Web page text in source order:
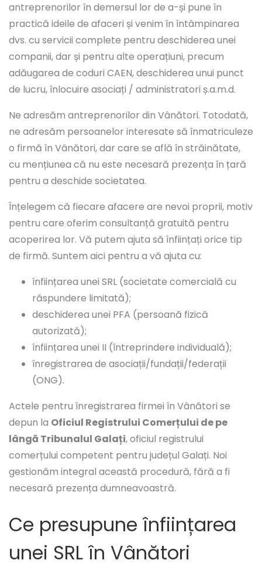
antreprenorilor în demersul lor de a-și pune în
practică ideile de afaceri și venim în întâmpinarea
dvs. cu servicii complete pentru deschiderea unei
companii, dar și pentru alte operațiuni, precum
adăugarea de coduri CAEN, deschiderea unui punct
de lucru, înlocuire asociați / administratori ș.a.m.d.
Ne adresăm antreprenorilor din Vânători. Totodată,
ne adresăm persoanelor interesate să înmatriculeze
o firmă în Vânători, dar care se află în străinătate,
cu mențiunea că nu este necesară prezența în țară
pentru a deschide societatea.
Înțelegem că fiecare afacere are nevoi proprii, motiv
pentru care oferim consultanță gratuită pentru
acoperirea lor. Vă putem ajuta să înființați orice tip
de firmă. Suntem aici pentru a vă ajuta cu:
înființarea unei SRL (societate comercială cu
răspundere limitată);
deschiderea unei PFA (persoană fizică
autorizată);
înființarea unei II (întreprindere individuală);
înregistrarea de asociații/fundații/federații
(ONG).
Actele pentru înregistrarea firmei în Vânători se
depun la Oficiul Registrului Comerțului de pe
lângă Tribunalul Galați, oficiul registrului
comerțului competent pentru județul Galați. Noi
gestionăm integral această procedură, fără a fi
necesară prezența dumneavoastră.
Ce presupune înființarea
unei SRL în Vânători